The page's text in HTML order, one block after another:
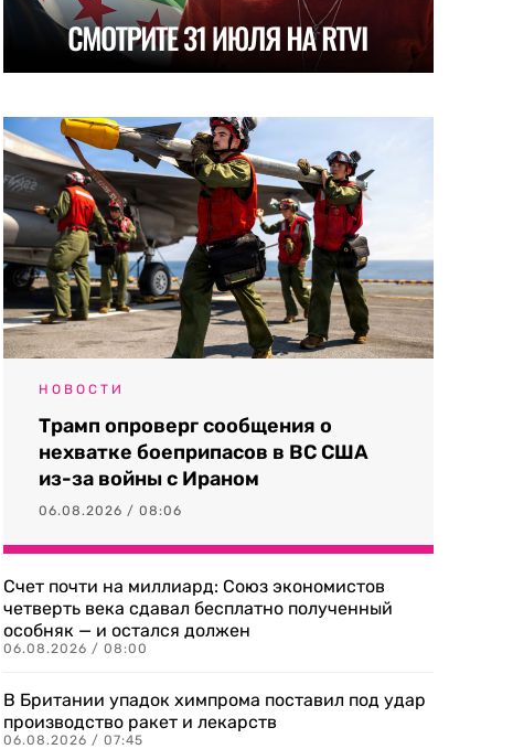
НОВОСТИ
Трамп опроверг сообщения о
нехватке боеприпасов в ВС США
из-за войны с Ираном
06.08.2026 / 08:06
Счет почти на миллиард: Союз экономистов
четверть века сдавал бесплатно полученный
особняк — и остался должен
06.08.2026 / 08:00
В Британии упадок химпрома поставил под удар
производство ракет и лекарств
06.08.2026 / 07:45